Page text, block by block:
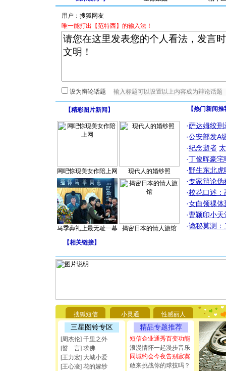
用户：
唯一能打出【范特西】的输入法！
设为辩论话题
【精彩图片新闻 】
网吧惊现美女作陪上网 现代人的婚纱照
马季葬礼上最无耻一幕 揭密日本的情人旅馆
【热门新闻
·萨达姆绞刑
·公安部发A
·纪念逝者
·丁俊晖豪
·野生东北
·专家辩论伪
·校花口述：
·女白领祼体
·曹颖印小天
·诡秘莫测：
【相关链接】
搜狐短信 小灵通 性感丽人
三星图铃专区
[周杰伦] 千里之外
[誓 言] 求佛
[王力宏] 大城小爱
[王心凌] 花的嫁纱
精品专题推荐
短信企业通秀百变功能
浪漫情怀一起漫步音乐
同城约会今夜告别寂寞
敢来挑战你的球技吗？
你太多，
要平安！
[圣诞节]
能正大
都要快乐
[圣诞节]
如意,快
[元旦]看
断电。爱